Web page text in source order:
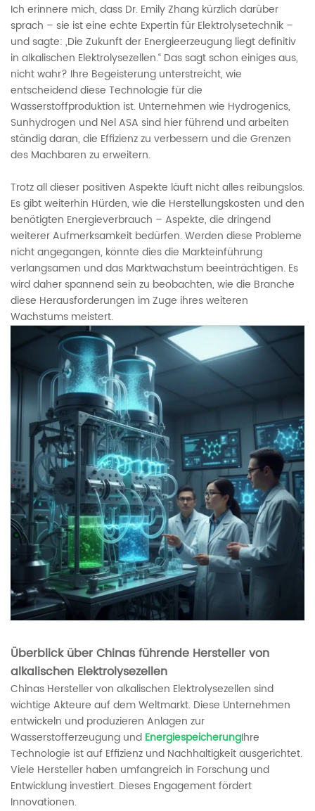
Ich erinnere mich, dass Dr. Emily Zhang kürzlich darüber
sprach – sie ist eine echte Expertin für Elektrolysetechnik –
und sagte: „Die Zukunft der Energieerzeugung liegt definitiv
in alkalischen Elektrolysezellen.“ Das sagt schon einiges aus,
nicht wahr? Ihre Begeisterung unterstreicht, wie
entscheidend diese Technologie für die
Wasserstoffproduktion ist. Unternehmen wie Hydrogenics,
Sunhydrogen und Nel ASA sind hier führend und arbeiten
ständig daran, die Effizienz zu verbessern und die Grenzen
des Machbaren zu erweitern.
Trotz all dieser positiven Aspekte läuft nicht alles reibungslos.
Es gibt weiterhin Hürden, wie die Herstellungskosten und den
benötigten Energieverbrauch – Aspekte, die dringend
weiterer Aufmerksamkeit bedürfen. Werden diese Probleme
nicht angegangen, könnte dies die Markteinführung
verlangsamen und das Marktwachstum beeinträchtigen. Es
wird daher spannend sein zu beobachten, wie die Branche
diese Herausforderungen im Zuge ihres weiteren
Wachstums meistert.
Überblick über Chinas führende Hersteller von
alkalischen Elektrolysezellen
Chinas Hersteller von alkalischen Elektrolysezellen sind
wichtige Akteure auf dem Weltmarkt. Diese Unternehmen
entwickeln und produzieren Anlagen zur
Wasserstofferzeugung und EnergiespeicherungIhre
Technologie ist auf Effizienz und Nachhaltigkeit ausgerichtet.
Viele Hersteller haben umfangreich in Forschung und
Entwicklung investiert. Dieses Engagement fördert
Innovationen.